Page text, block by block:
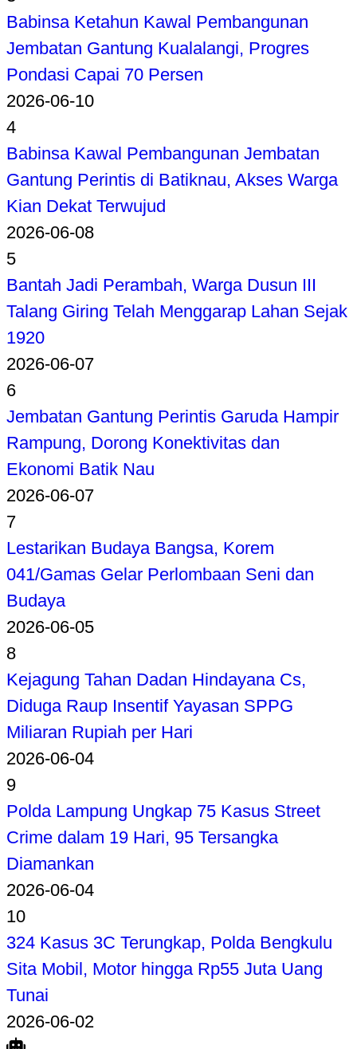
Babinsa Ketahun Kawal Pembangunan
Jembatan Gantung Kualalangi, Progres
Pondasi Capai 70 Persen
2026-06-10
4
Babinsa Kawal Pembangunan Jembatan
Gantung Perintis di Batiknau, Akses Warga
Kian Dekat Terwujud
2026-06-08
5
Bantah Jadi Perambah, Warga Dusun III
Talang Giring Telah Menggarap Lahan Sejak
1920
2026-06-07
6
Jembatan Gantung Perintis Garuda Hampir
Rampung, Dorong Konektivitas dan
Ekonomi Batik Nau
2026-06-07
7
Lestarikan Budaya Bangsa, Korem
041/Gamas Gelar Perlombaan Seni dan
Budaya
2026-06-05
8
Kejagung Tahan Dadan Hindayana Cs,
Diduga Raup Insentif Yayasan SPPG
Miliaran Rupiah per Hari
2026-06-04
9
Polda Lampung Ungkap 75 Kasus Street
Crime dalam 19 Hari, 95 Tersangka
Diamankan
2026-06-04
10
324 Kasus 3C Terungkap, Polda Bengkulu
Sita Mobil, Motor hingga Rp55 Juta Uang
Tunai
2026-06-02